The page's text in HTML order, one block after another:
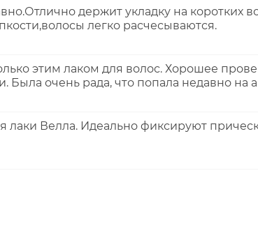
держит укладку на коротких
легко расчесываются.
этим лаком для волос. Хорошее
Была очень рада, что попала недавно на
лаки Велла. Идеально фиксируют